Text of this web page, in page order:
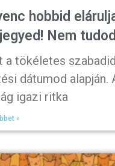
hobbid
Nem
a tökéletes
dátumod alapján.
igazi ritka
»